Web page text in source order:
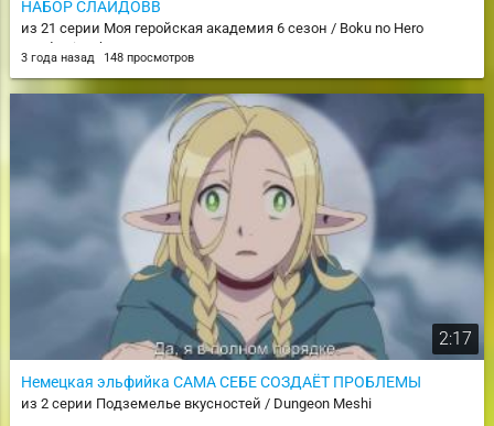
НАБОР СЛАЙДОВВ
из 21 серии Моя геройская академия 6 сезон / Boku no Hero
Academia 6th Season
3 года назад 148 просмотров
2:17
Немецкая эльфийка САМА СЕБЕ СОЗДАЁТ ПРОБЛЕМЫ
из 2 серии Подземелье вкусностей / Dungeon Meshi